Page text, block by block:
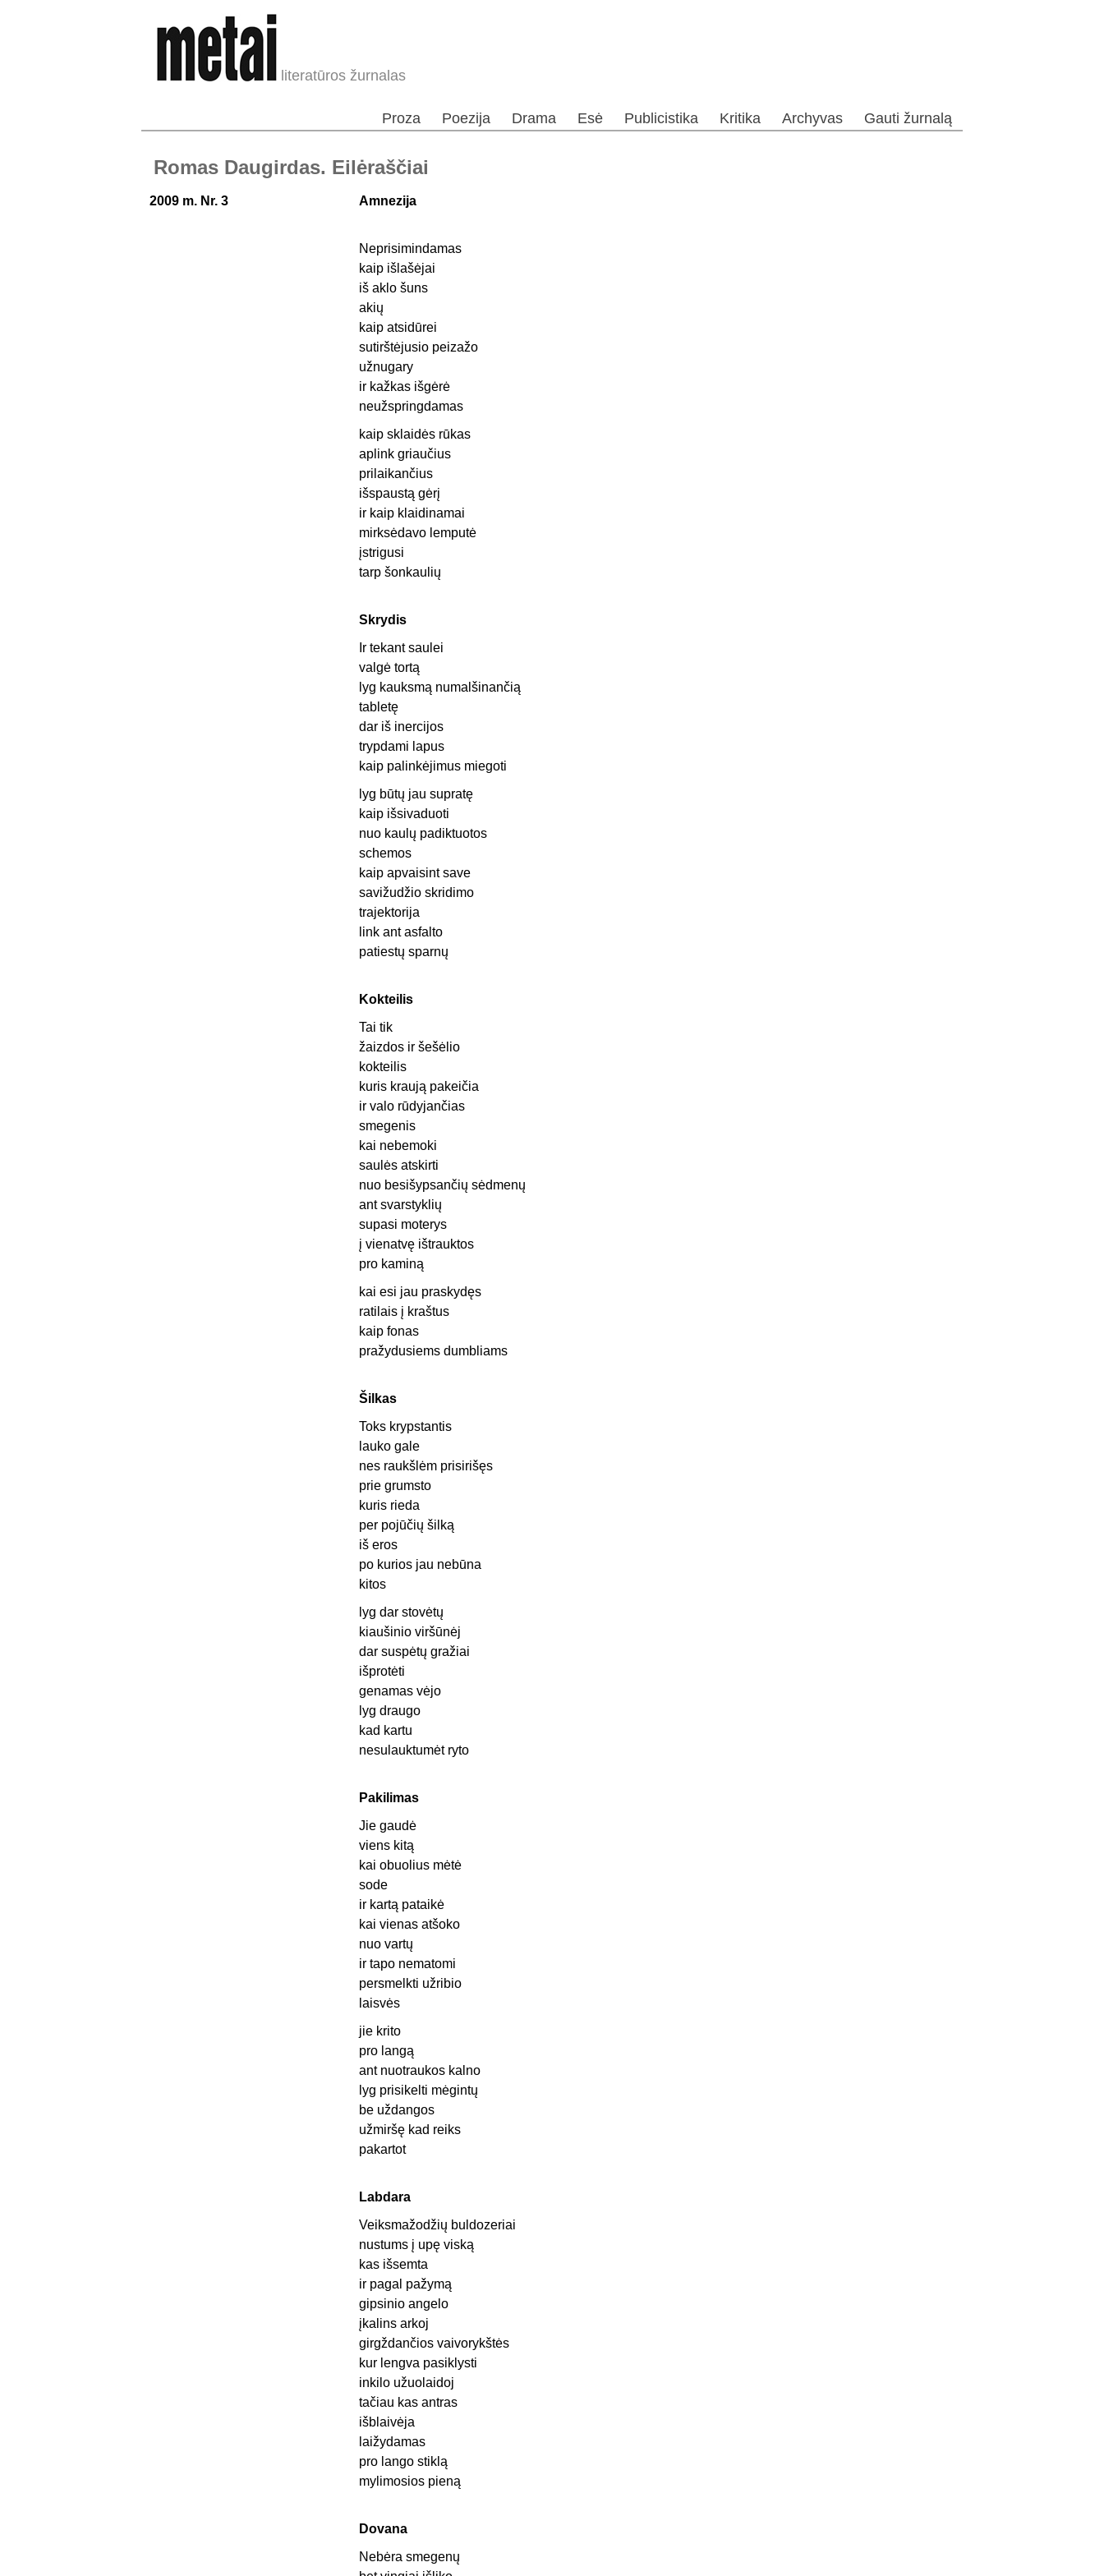
literatūros žurnalas
Proza Poezija Drama Esė Publicistika Kritika Archyvas Gauti žurnalą
Romas Daugirdas. Eilėraščiai
2009 m. Nr. 3 Amnezija
Neprisimindamas
kaip išlašėjai
iš aklo šuns
akių
kaip atsidūrei
sutirštėjusio peizažo
užnugary
ir kažkas išgėrė
neužspringdamas
kaip sklaidės rūkas
aplink griaučius
prilaikančius
išspaustą gėrį
ir kaip klaidinamai
mirksėdavo lemputė
įstrigusi
tarp šonkaulių
Skrydis
Ir tekant saulei
valgė tortą
lyg kauksmą numalšinančią
tabletę
dar iš inercijos
trypdami lapus
kaip palinkėjimus miegoti
lyg būtų jau supratę
kaip išsivaduoti
nuo kaulų padiktuotos
schemos
kaip apvaisint save
savižudžio skridimo
trajektorija
link ant asfalto
patiestų sparnų
Kokteilis
Tai tik
žaizdos ir šešėlio
kokteilis
kuris kraują pakeičia
ir valo rūdyjančias
smegenis
kai nebemoki
saulės atskirti
nuo besišypsančių sėdmenų
ant svarstyklių
supasi moterys
į vienatvę ištrauktos
pro kaminą
kai esi jau praskydęs
ratilais į kraštus
kaip fonas
pražydusiems dumbliams
Šilkas
Toks krypstantis
lauko gale
nes raukšlėm prisirišęs
prie grumsto
kuris rieda
per pojūčių šilką
iš eros
po kurios jau nebūna
kitos
lyg dar stovėtų
kiaušinio viršūnėj
dar suspėtų gražiai
išprotėti
genamas vėjo
lyg draugo
kad kartu
nesulauktumėt ryto
Pakilimas
Jie gaudė
viens kitą
kai obuolius mėtė
sode
ir kartą pataikė
kai vienas atšoko
nuo vartų
ir tapo nematomi
persmelkti užribio
laisvės
jie krito
pro langą
ant nuotraukos kalno
lyg prisikelti mėgintų
be uždangos
užmiršę kad reiks
pakartot
Labdara
Veiksmažodžių buldozeriai
nustums į upę viską
kas išsemta
ir pagal pažymą
gipsinio angelo
įkalins arkoj
girgždančios vaivorykštės
kur lengva pasiklysti
inkilo užuolaidoj
tačiau kas antras
išblaivėja
laižydamas
pro lango stiklą
mylimosios pieną
Dovana
Nebėra smegenų